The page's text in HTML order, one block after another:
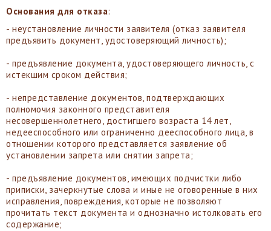
Основания для отказа:
- неустановление личности заявителя (отказ заявителя
предъявить документ, удостоверяющий личность);
- предъявление документа, удостоверяющего личность, с
истекшим сроком действия;
- непредставление документов, подтверждающих
полномочия законного представителя
несовершеннолетнего, достигшего возраста 14 лет,
недееспособного или ограниченно дееспособного лица, в
отношении которого представляется заявление об
установлении запрета или снятии запрета;
- предъявление документов, имеющих подчистки либо
приписки, зачеркнутые слова и иные не оговоренные в них
исправления, повреждения, которые не позволяют
прочитать текст документа и однозначно истолковать его
содержание;